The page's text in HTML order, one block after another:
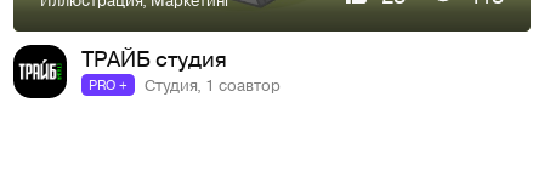
ТРАЙБ студия
PRO + Студия, 1 соавтор